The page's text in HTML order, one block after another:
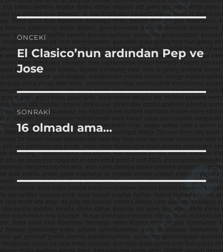
Yazı
gezinmesi
ÖNCEKI
Önceki
yazı:
El Clasico’nun ardından Pep ve
Jose
SONRAKI
Sonraki
yazı:
16 olmadı ama…